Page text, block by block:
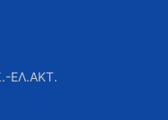
ΕΛ.ΑΚΤ.